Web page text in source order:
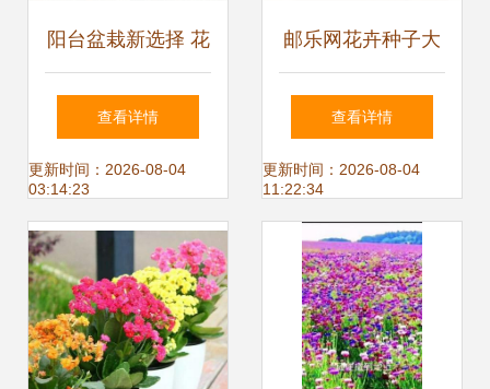
阳台盆栽新选择 花
菱草种子的魅力与
种植指南
查看详情
更新时间：2026-08-04
03:14:23
邮乐网花卉种子大
全 报价、图片与选
购指南
查看详情
更新时间：2026-08-04
11:22:34